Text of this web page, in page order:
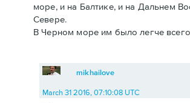
море, и на Балтике, и на Дальнем
Севере.
В Черном море им было легче всего
mikhailove
March 31 2016, 07:10:08 UTC